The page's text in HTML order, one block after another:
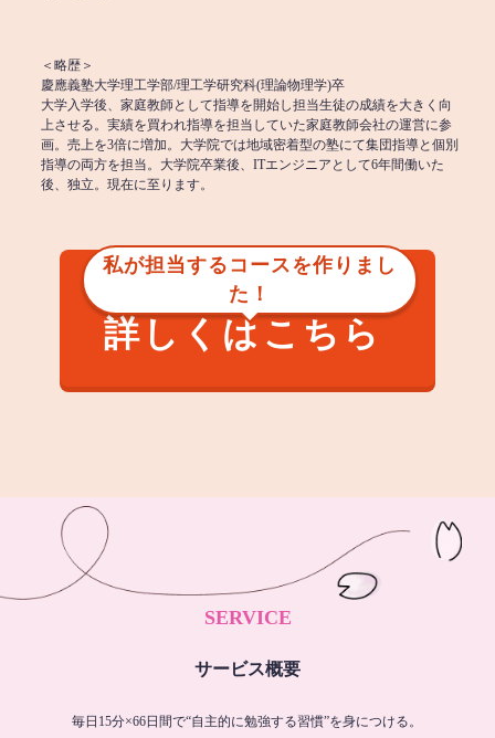
＜略歴＞
慶應義塾大学理工学部/理工学研究科(理論物理学)卒
大学入学後、家庭教師として指導を開始し担当生徒の成績を大きく向
上させる。実績を買われ指導を担当していた家庭教師会社の運営に参
画。売上を3倍に増加。大学院では地域密着型の塾にて集団指導と個別
指導の両方を担当。大学院卒業後、ITエンジニアとして6年間働いた
後、独立。現在に至ります。
私が担当するコースを作りまし
た！
詳しくはこちら
SERVICE
サービス概要
毎日15分×66日間で“自主的に勉強する習慣”を身につける。